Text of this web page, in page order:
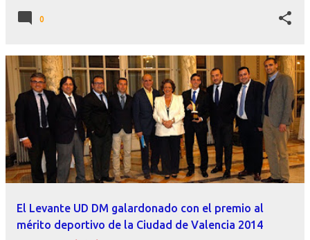
0
El Levante UD DM galardonado con el premio al
mérito deportivo de la Ciudad de Valencia 2014